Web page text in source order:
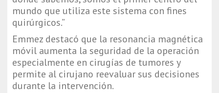
mundo que utiliza este sistema con fines
quirúrgicos.”
Emmez destacó que la resonancia magnética
móvil aumenta la seguridad de la operación
especialmente en cirugías de tumores y
permite al cirujano reevaluar sus decisiones
durante la intervención.